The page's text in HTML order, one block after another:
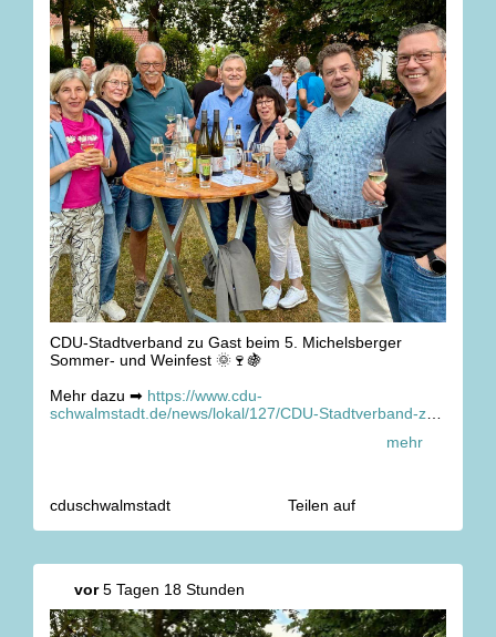
CDU-Stadtverband zu Gast beim 5. Michelsberger
Sommer- und Weinfest 🌞🍷🍇
Mehr dazu ➡ https://www.cdu-
schwalmstadt.de/news/lokal/127/CDU-Stadtverband-zu-
mehr
cduschwalmstadt Teilen auf
vor5 Tagen 18 Stunden